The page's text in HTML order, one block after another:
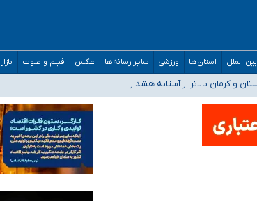
بین الملل استان‌ها ورزشی سایر رسانه‌ها عکس فیلم و صوت بازار
کرمان بالاتر از آستانه هشدار
خواستیم ورود کند
باقی‌مانده در دبی متناسب با شرایط جدید تصمیم‌گیری می‌شود